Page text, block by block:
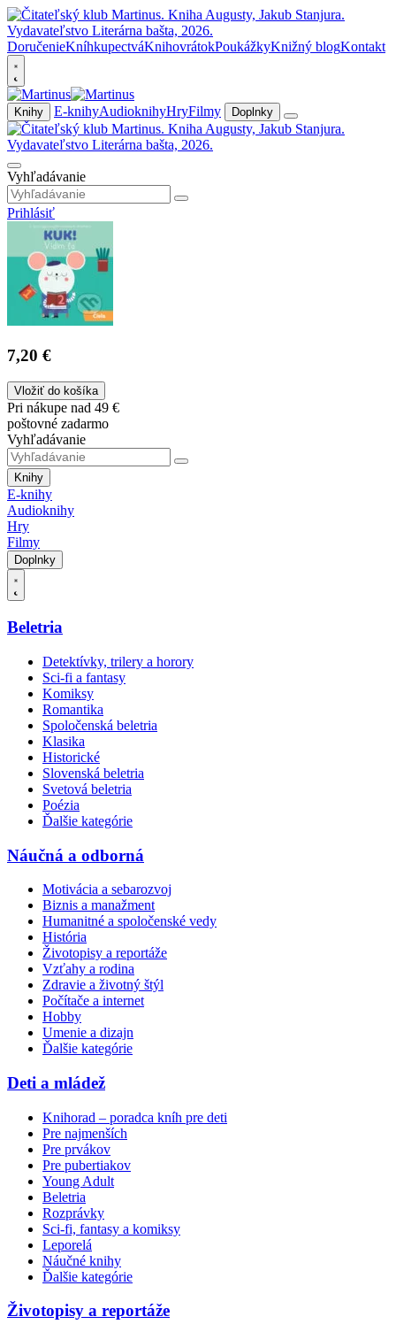
DoručenieKníhkupectváKnihovrátokPoukážkyKnižný blogKontakt
Knihy E-knihyAudioknihyHryFilmy Doplnky
Vyhľadávanie
Prihlásiť
7,20 €
Vložiť do košíka
Pri nákupe nad 49 €
poštovné zadarmo
Vyhľadávanie
Knihy
E-knihy
Audioknihy
Hry
Filmy
Doplnky
Beletria
Detektívky, trilery a horory
Sci-fi a fantasy
Komiksy
Romantika
Spoločenská beletria
Klasika
Historické
Slovenská beletria
Svetová beletria
Poézia
Ďalšie kategórie
Náučná a odborná
Motivácia a sebarozvoj
Biznis a manažment
Humanitné a spoločenské vedy
História
Životopisy a reportáže
Vzťahy a rodina
Zdravie a životný štýl
Počítače a internet
Hobby
Umenie a dizajn
Ďalšie kategórie
Deti a mládež
Knihorad – poradca kníh pre deti
Pre najmenších
Pre prvákov
Pre pubertiakov
Young Adult
Beletria
Rozprávky
Sci-fi, fantasy a komiksy
Leporelá
Náučné knihy
Ďalšie kategórie
Životopisy a reportáže